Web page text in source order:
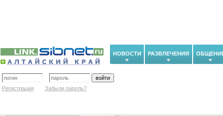
НОВОСТИ РАЗВЛЕЧЕНИЯ
Регистрация Забыли пароль?